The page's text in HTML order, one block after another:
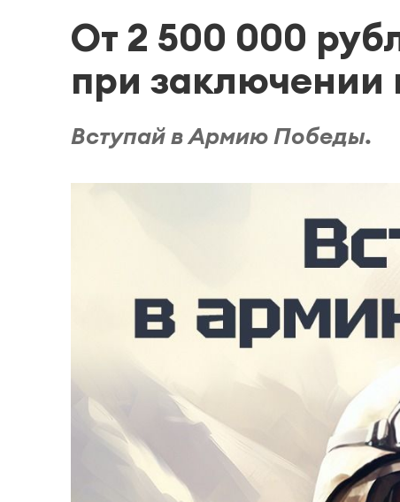
От 2 500 000
при заключении
Вступай в Армию Победы.